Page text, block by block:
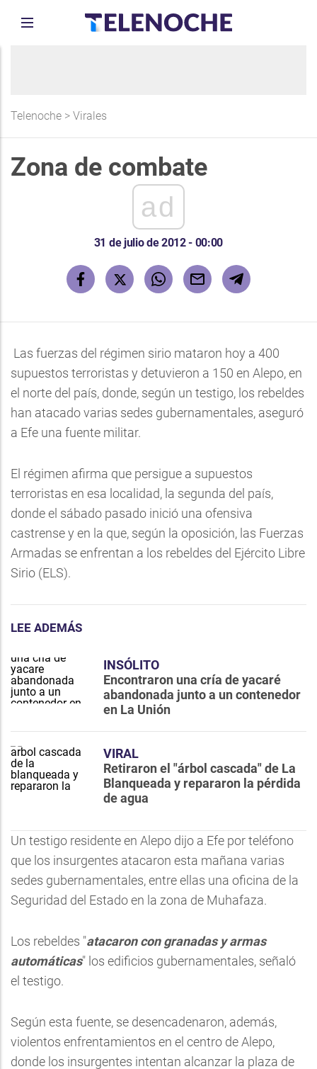
Telenoche > Virales
Zona de combate
ad
31 de julio de 2012 - 00:00
Las fuerzas del régimen sirio mataron hoy a 400
supuestos terroristas y detuvieron a 150 en Alepo, en
el norte del país, donde, según un testigo, los rebeldes
han atacado varias sedes gubernamentales, aseguró
a Efe una fuente militar.
El régimen afirma que persigue a supuestos
terroristas en esa localidad, la segunda del país,
donde el sábado pasado inició una ofensiva
castrense y en la que, según la oposición, las Fuerzas
Armadas se enfrentan a los rebeldes del Ejército Libre
Sirio (ELS).
LEE ADEMÁS
INSÓLITO
Encontraron una cría de yacaré
abandonada junto a un contenedor
en La Unión
VIRAL
Retiraron el "árbol cascada" de La
Blanqueada y repararon la pérdida
de agua
Un testigo residente en Alepo dijo a Efe por teléfono
que los insurgentes atacaron esta mañana varias
sedes gubernamentales, entre ellas una oficina de la
Seguridad del Estado en la zona de Muhafaza.
Los rebeldes "atacaron con granadas y armas
automáticas" los edificios gubernamentales, señaló
el testigo.
Según esta fuente, se desencadenaron, además,
violentos enfrentamientos en el centro de Alepo,
donde los insurgentes intentan alcanzar la plaza de